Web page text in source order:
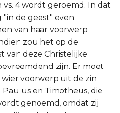
vs. 4 wordt geroemd. In dat
"in de geest" even
van haar voorwerp
zou het op de
van deze Christelijke
zijn. Er moet
voorwerp uit de zin
en Timotheus, die
genoemd, omdat zij